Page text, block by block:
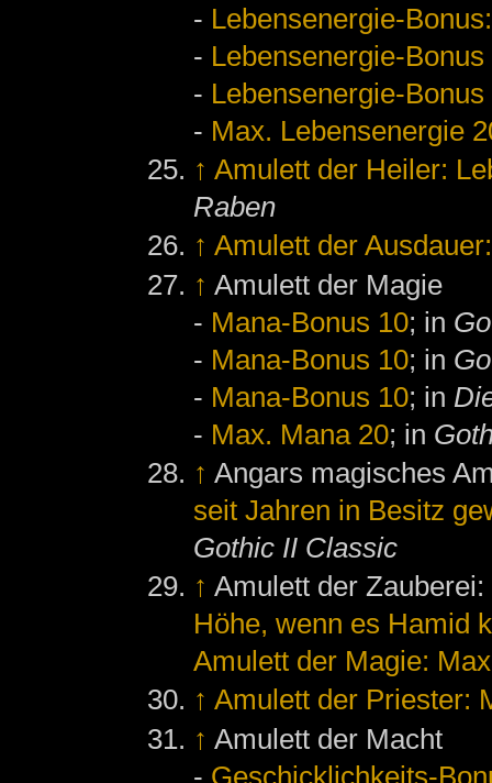
- Lebensenergie-
- Lebensenergie-Bonus
- Lebensenergie-Bonus
- Max. Lebensenergie
↑ Amulett der Heiler:
Raben
↑ Amulett der
↑ Amulett der Magie
- Mana-Bonus 10; in
- Mana-Bonus 10; in
- Mana-Bonus 10; in
- Max. Mana 20; in
↑ Angars magisches
seit Jahren in Besitz
Gothic II Classic
↑ Amulett der Zauberei:
Höhe, wenn es Hamid
Amulett der Magie:
↑ Amulett der Priester:
↑ Amulett der Macht
- Geschicklichkeits-